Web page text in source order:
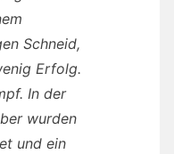
Schneid,
Erfolg.
In der
wurden
und ein